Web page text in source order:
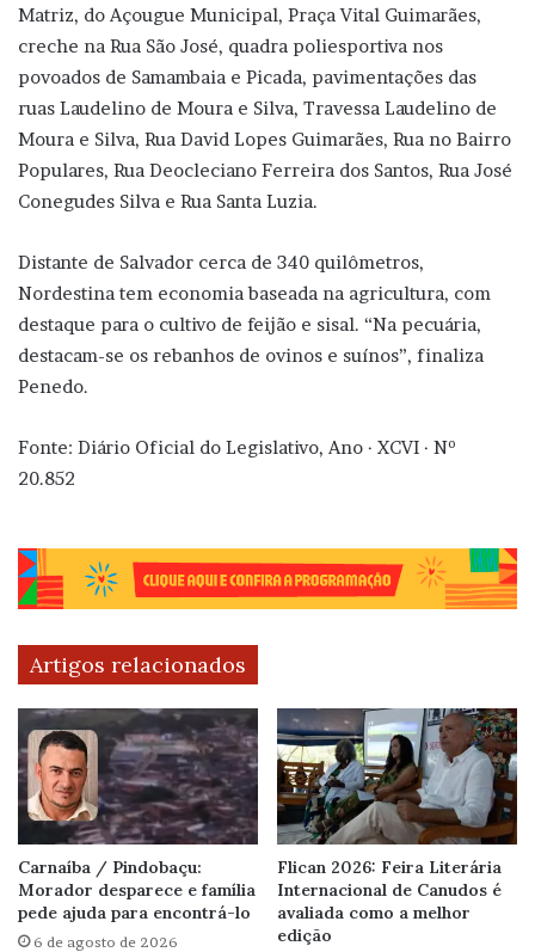
Matriz, do Açougue Municipal, Praça Vital Guimarães,
creche na Rua São José, quadra poliesportiva nos
povoados de Samambaia e Picada, pavimentações das
ruas Laudelino de Moura e Silva, Travessa Laudelino de
Moura e Silva, Rua David Lopes Guimarães, Rua no Bairro
Populares, Rua Deocleciano Ferreira dos Santos, Rua José
Conegudes Silva e Rua Santa Luzia.
Distante de Salvador cerca de 340 quilômetros,
Nordestina tem economia baseada na agricultura, com
destaque para o cultivo de feijão e sisal. “Na pecuária,
destacam-se os rebanhos de ovinos e suínos”, finaliza
Penedo.
Fonte: Diário Oficial do Legislativo, Ano · XCVI · Nº
20.852
Artigos relacionados
Carnaíba / Pindobaçu:
Morador desparece e família
pede ajuda para encontrá-lo
6 de agosto de 2026
Flican 2026: Feira Literária
Internacional de Canudos é
avaliada como a melhor
edição